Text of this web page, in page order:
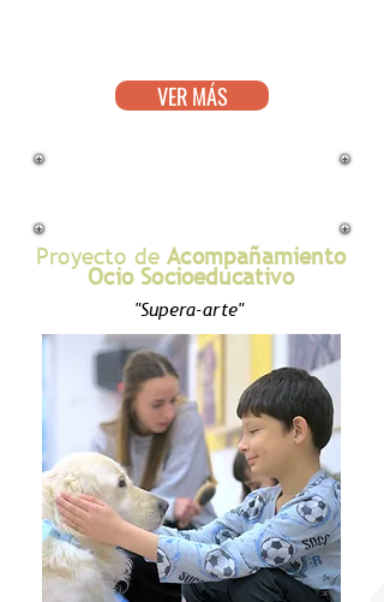
VER MÁS
Proyecto deAcompañamiento
Ocio Socioeducativo
"Supera-arte"